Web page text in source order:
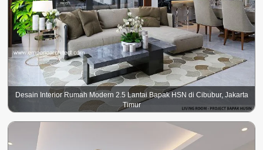
Desain Interior Rumah Modern 2.5 Lantai Bapak HSN di Cibubur, Jakarta
Timur